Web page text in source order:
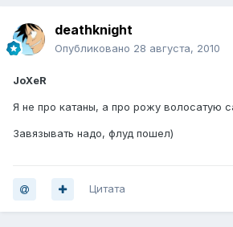
deathknight
Опубликовано 28 августа, 2010
JoXeR
Я не про катаны, а про рожу волосатую
Завязывать надо, флуд пошел)
Цитата